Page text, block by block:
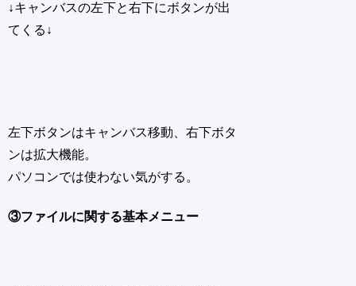
↓キャンバスの左下と右下にボタンが出
てくる↓
左下ボタンはキャンバス移動、右下ボタ
ンは拡大機能。
パソコンでは使わない気がする。
③ファイルに関する基本メニュー